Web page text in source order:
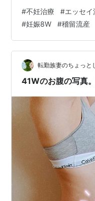
かセーブしなさい。
力が必要だから皆に話
た。 本当は安定期に
僚からも顔色が悪い
惑をかけてしまうと思
ました。 「シフト…
#不妊治療 #エッセイ
#妊娠8W #稽留流産
転勤族妻のちょっと
41Wのお腹の写真